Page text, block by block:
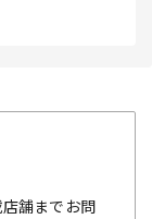
舗までお問